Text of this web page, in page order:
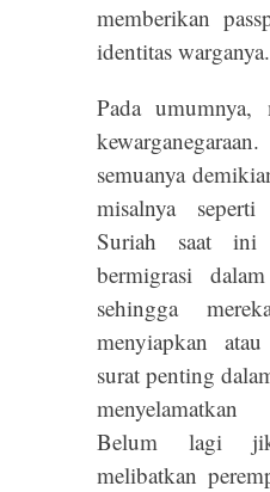
memberikan
identitas warganya.
Pada umumnya,
semuanya
misalnya
Suriah saat ini
bermigrasi
sehingga
menyiapkan
surat penting
Belum lagi
melibatkan